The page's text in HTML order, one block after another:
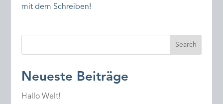
mit dem Schreiben!
Search
Neueste Beiträge
Hallo Welt!